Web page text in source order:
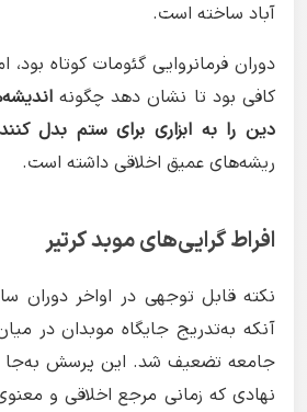
آباد ساخته است.
دوران فرمانروایی گئومات کوتاه
کافی بود تا نشان دهد چگونه
دین را به ابزاری برای ستم بدل کنند
ریشه‌های عمیق اخلاقی داشته است.
افراط گرایی‌های موبد کرتیر
نکته قابل توجهی در اواخر دوران
آنکه به‌تدریج جایگاه موبدان در
جامعه تضعیف شد. این پرسش به‌جا
نهادی که زمانی مرجع اخلاقی و